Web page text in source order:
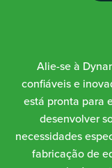
Alie-se à
confiáveis e
está pronta para
desenvolver
necessidades
fabricação de